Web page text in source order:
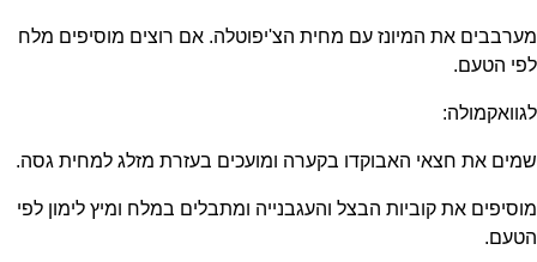
מערבבים את המיונז עם מחית הצ'יפוטלה. אם רוצים מוסיפים מלח
לפי הטעם.
לגוואקמולה:
שמים את חצאי האבוקדו בקערה ומועכים בעזרת מזלג למחית גסה.
מוסיפים את קוביות הבצל והעגבנייה ומתבלים במלח ומיץ לימון לפי
הטעם.